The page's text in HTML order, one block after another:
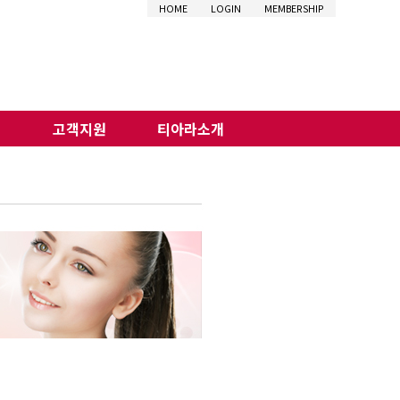
HOME LOGIN MEMBERSHIP
고객지원 티아라소개